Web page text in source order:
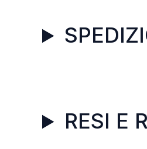
RESI E